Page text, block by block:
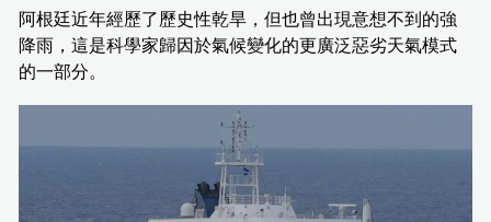
阿根廷近年經歷了歷史性乾旱，但也曾出現意想不到的強
降雨，這是科學家歸因於氣候變化的更廣泛惡劣天氣模式
的一部分。